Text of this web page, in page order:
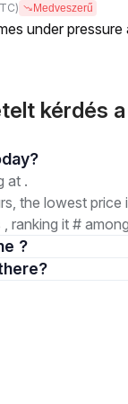
Medveszerű
under
kérdés
much is today?
at .
the lowest price
ranking it #
?
are there?